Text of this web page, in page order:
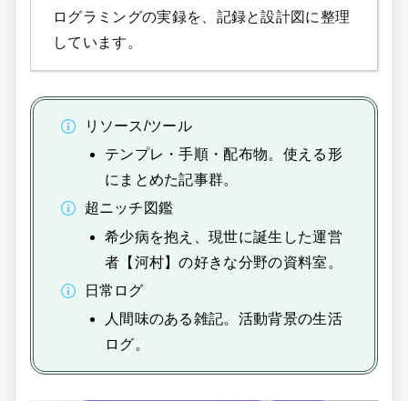
ログラミングの実録を、記録と設計図に整理
しています。
リソース/ツール
テンプレ・手順・配布物。使える形
にまとめた記事群。
超ニッチ図鑑
希少病を抱え、現世に誕生した運営
者【河村】の好きな分野の資料室。
日常ログ
人間味のある雑記。活動背景の生活
ログ。